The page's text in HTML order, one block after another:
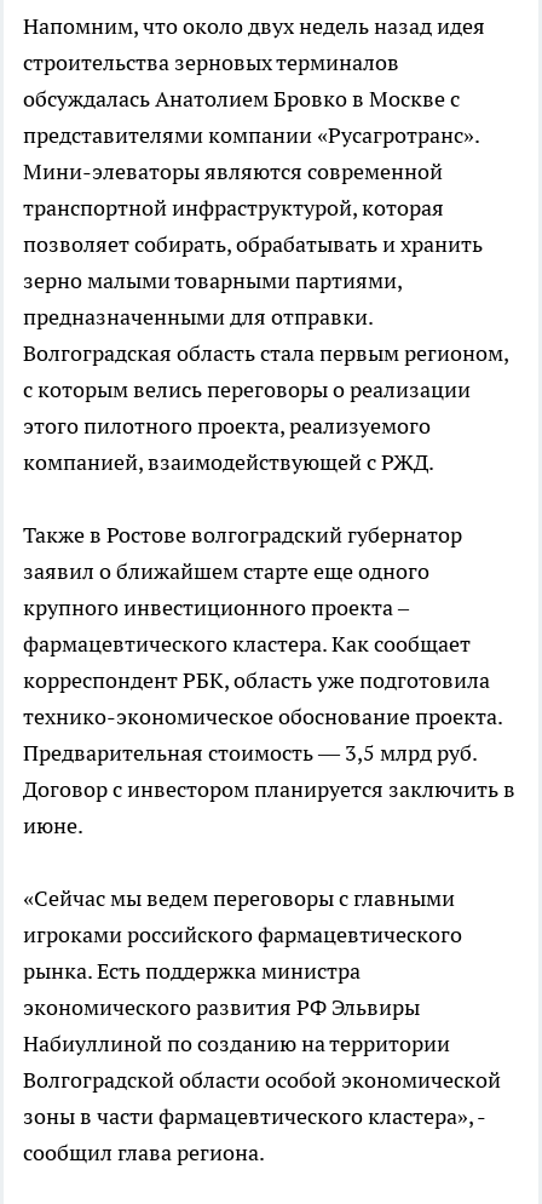
Напомним, что около двух недель назад идея
строительства зерновых терминалов
обсуждалась Анатолием Бровко в Москве с
представителями компании «Русагротранс».
Мини-элеваторы являются современной
транспортной инфраструктурой, которая
позволяет собирать, обрабатывать и хранить
зерно малыми товарными партиями,
предназначенными для отправки.
Волгоградская область стала первым регионом,
с которым велись переговоры о реализации
этого пилотного проекта, реализуемого
компанией, взаимодействующей с РЖД.
Также в Ростове волгоградский губернатор
заявил о ближайшем старте еще одного
крупного инвестиционного проекта –
фармацевтического кластера. Как сообщает
корреспондент РБК, область уже подготовила
технико-экономическое обоснование проекта.
Предварительная стоимость — 3,5 млрд руб.
Договор с инвестором планируется заключить в
июне.
«Сейчас мы ведем переговоры с главными
игроками российского фармацевтического
рынка. Есть поддержка министра
экономического развития РФ Эльвиры
Набиуллиной по созданию на территории
Волгоградской области особой экономической
зоны в части фармацевтического кластера», -
сообщил глава региона.